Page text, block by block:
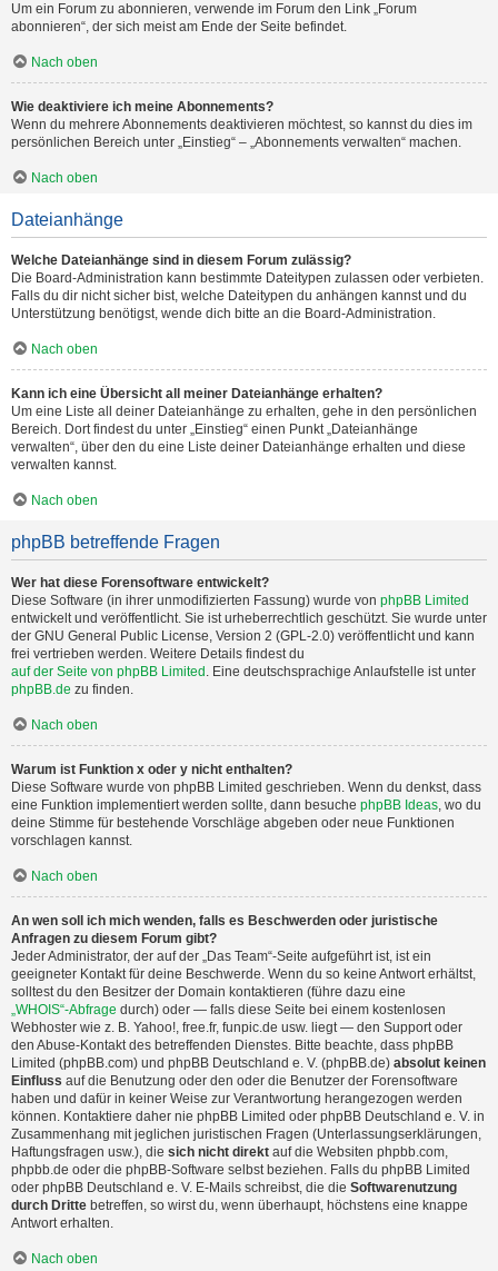
Um ein Forum zu abonnieren, verwende im Forum den Link „Forum
abonnieren“, der sich meist am Ende der Seite befindet.
Nach oben
Wie deaktiviere ich meine Abonnements?
Wenn du mehrere Abonnements deaktivieren möchtest, so kannst du dies im
persönlichen Bereich unter „Einstieg“ – „Abonnements verwalten“ machen.
Nach oben
Dateianhänge
Welche Dateianhänge sind in diesem Forum zulässig?
Die Board-Administration kann bestimmte Dateitypen zulassen oder verbieten.
Falls du dir nicht sicher bist, welche Dateitypen du anhängen kannst und du
Unterstützung benötigst, wende dich bitte an die Board-Administration.
Nach oben
Kann ich eine Übersicht all meiner Dateianhänge erhalten?
Um eine Liste all deiner Dateianhänge zu erhalten, gehe in den persönlichen
Bereich. Dort findest du unter „Einstieg“ einen Punkt „Dateianhänge
verwalten“, über den du eine Liste deiner Dateianhänge erhalten und diese
verwalten kannst.
Nach oben
phpBB betreffende Fragen
Wer hat diese Forensoftware entwickelt?
Diese Software (in ihrer unmodifizierten Fassung) wurde von phpBB Limited
entwickelt und veröffentlicht. Sie ist urheberrechtlich geschützt. Sie wurde unter
der GNU General Public License, Version 2 (GPL-2.0) veröffentlicht und kann
frei vertrieben werden. Weitere Details findest du
auf der Seite von phpBB Limited . Eine deutschsprachige Anlaufstelle ist unter
phpBB.de zu finden.
Nach oben
Warum ist Funktion x oder y nicht enthalten?
Diese Software wurde von phpBB Limited geschrieben. Wenn du denkst, dass
eine Funktion implementiert werden sollte, dann besuche phpBB Ideas, wo du
deine Stimme für bestehende Vorschläge abgeben oder neue Funktionen
vorschlagen kannst.
Nach oben
An wen soll ich mich wenden, falls es Beschwerden oder juristische
Anfragen zu diesem Forum gibt?
Jeder Administrator, der auf der „Das Team“-Seite aufgeführt ist, ist ein
geeigneter Kontakt für deine Beschwerde. Wenn du so keine Antwort erhältst,
solltest du den Besitzer der Domain kontaktieren (führe dazu eine
„WHOIS“-Abfrage durch) oder — falls diese Seite bei einem kostenlosen
Webhoster wie z. B. Yahoo!, free.fr, funpic.de usw. liegt — den Support oder
den Abuse-Kontakt des betreffenden Dienstes. Bitte beachte, dass phpBB
Limited (phpBB.com) und phpBB Deutschland e. V. (phpBB.de) absolut keinen
Einfluss auf die Benutzung oder den oder die Benutzer der Forensoftware
haben und dafür in keiner Weise zur Verantwortung herangezogen werden
können. Kontaktiere daher nie phpBB Limited oder phpBB Deutschland e. V. in
Zusammenhang mit jeglichen juristischen Fragen (Unterlassungserklärungen,
Haftungsfragen usw.), die sich nicht direkt auf die Websiten phpbb.com,
phpbb.de oder die phpBB-Software selbst beziehen. Falls du phpBB Limited
oder phpBB Deutschland e. V. E-Mails schreibst, die die Softwarenutzung
durch Dritte betreffen, so wirst du, wenn überhaupt, höchstens eine knappe
Antwort erhalten.
Nach oben